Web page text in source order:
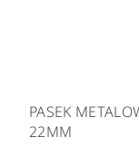
PASEK
22MM